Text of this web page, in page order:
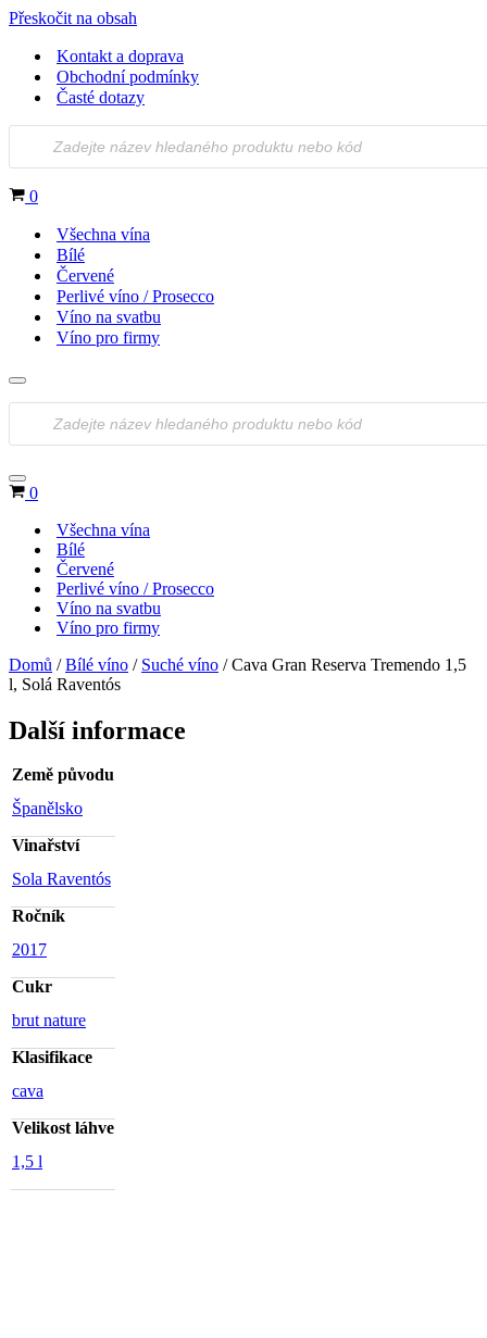
Přeskočit na obsah
Kontakt a doprava
Obchodní podmínky
Časté dotazy
Košík
0
Všechna vína
Bílé
Červené
Perlivé víno / Prosecco
Víno na svatbu
Víno pro firmy
Navigační
menu
Navigační
menu
Košík
0
Všechna vína
Bílé
Červené
Perlivé víno / Prosecco
Víno na svatbu
Víno pro firmy
Domů /Bílé víno / Suché víno / Cava Gran Reserva Tremendo 1,5
l, Solá Raventós
Další informace
Země původu
Španělsko
Vinařství
Sola Raventós
Ročník
2017
Cukr
brut nature
Klasifikace
cava
Velikost láhve
1,5 l